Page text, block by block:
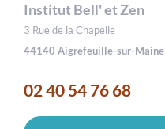
Institut Bell' et Zen
3 Rue de la Chapelle
44140 Aigrefeuille-sur-Maine
02 40 54 76 68